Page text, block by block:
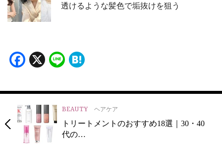
透けるような髪色で垢抜けを狙う
Facebook
X Line
BEAUTY ヘアケア
トリートメントのおすすめ18選｜30・40
代の…